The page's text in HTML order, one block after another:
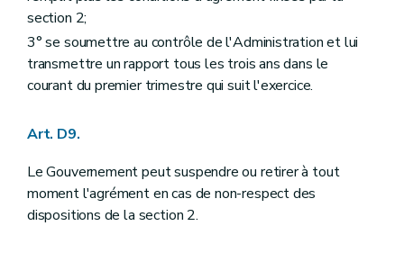
section 2;
3° se soumettre au contrôle de l'Administration et lui
transmettre un rapport tous les trois ans dans le
courant du premier trimestre qui suit l'exercice.
Art. D9.
Le Gouvernement peut suspendre ou retirer à tout
moment l'agrément en cas de non-respect des
dispositions de la section 2.